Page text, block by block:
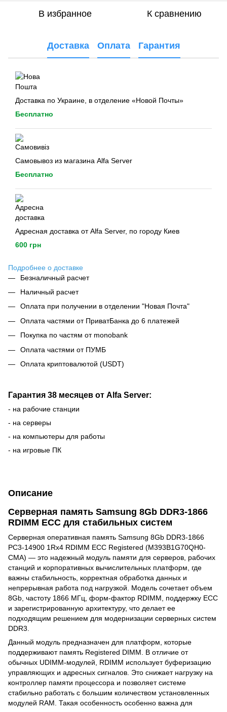
В избранное К сравнению
Доставка Оплата Гарантия
Доставка по Украине, в отделение «Новой Почты»
Бесплатно
Самовывоз из магазина Alfa Server
Бесплатно
Адресная доставка от Alfa Server, по городу Киев
600 грн
Подробнее о доставке
Безналичный расчет
Наличный расчет
Оплата при получении в отделении "Новая Почта"
Оплата частями от ПриватБанка до 6 платежей
Покупка по частям от monobank
Оплата частями от ПУМБ
Оплата криптовалютой (USDT)
Гарантия 38 месяцев от Alfa Server:
- на рабочие станции
- на серверы
- на компьютеры для работы
- на игровые ПК
Описание
Серверная память Samsung 8Gb DDR3-1866
RDIMM ECC для стабильных систем
Серверная оперативная память Samsung 8Gb DDR3-1866
PC3-14900 1Rx4 RDIMM ECC Registered (M393B1G70QH0-
CMA) — это надежный модуль памяти для серверов, рабочих
станций и корпоративных вычислительных платформ, где
важны стабильность, корректная обработка данных и
непрерывная работа под нагрузкой. Модель сочетает объем
8Gb, частоту 1866 МГц, форм-фактор RDIMM, поддержку ECC
и зарегистрированную архитектуру, что делает ее
подходящим решением для модернизации серверных систем
DDR3.
Данный модуль предназначен для платформ, которые
поддерживают память Registered DIMM. В отличие от
обычных UDIMM-модулей, RDIMM использует буферизацию
управляющих и адресных сигналов. Это снижает нагрузку на
контроллер памяти процессора и позволяет системе
стабильно работать с большим количеством установленных
модулей RAM. Такая особенность особенно важна для